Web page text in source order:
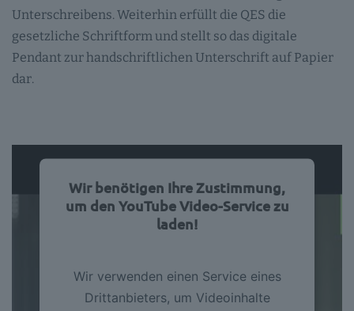
Unterschreibens. Weiterhin erfüllt die QES die
gesetzliche Schriftform und stellt so das digitale
Pendant zur handschriftlichen Unterschrift auf Papier
dar.
Wir benötigen Ihre Zustimmung,
um den YouTube Video-Service zu
laden!
Wir verwenden einen Service eines
Drittanbieters, um Videoinhalte